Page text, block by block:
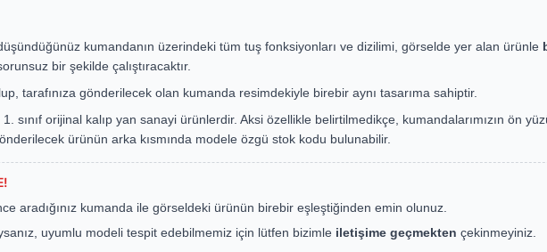
kumandanın üzerindeki tüm tuş fonksiyonları ve dizilimi, görselde yer alan ürünle
bir şekilde çalıştıracaktır.
tarafınıza gönderilecek olan kumanda resimdekiyle birebir aynı tasarıma sahiptir.
1. sınıf orijinal kalıp yan sanayi ürünlerdir. Aksi özellikle belirtilmedikçe, kumandalarımızın ön
ürünün arka kısmında modele özgü stok kodu bulunabilir.
aradığınız kumanda ile görseldeki ürünün birebir eşleştiğinden emin olunuz.
uyumlu modeli tespit edebilmemiz için lütfen bizimle iletişime geçmekten çekinmeyiniz.